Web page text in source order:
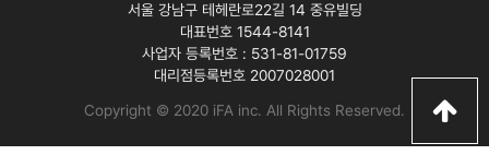
서울 강남구 테헤란로22길 14 중유빌딩
대표번호 1544-8141
사업자 등록번호 : 531-81-01759
대리점등록번호 2007028001
Copyright © 2020 iFA inc. All Rights Reserved.